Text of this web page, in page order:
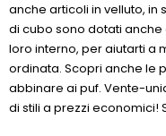
anche articoli in velluto, in
di cubo sono dotati
loro interno, per aiutarti a
ordinata. Scopri anche le
abbinare ai puf. Vente-
di stili a prezzi economici!